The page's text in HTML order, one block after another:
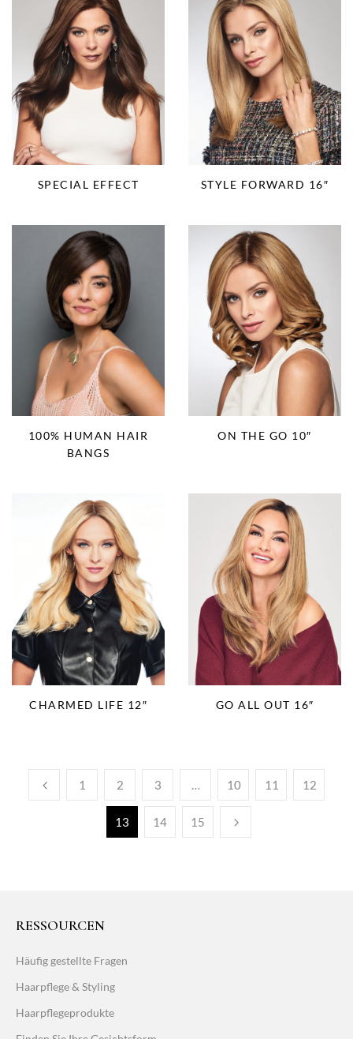
SPECIAL EFFECT STYLE FORWARD 16″
100% HUMAN HAIR
BANGS
ON THE GO 10″
CHARMED LIFE 12″ GO ALL OUT 16″
1 2 3 … 10 11 12
13 14 15
RESSOURCEN
Häufig gestellte Fragen
Haarpflege & Styling
Haarpflegeprodukte